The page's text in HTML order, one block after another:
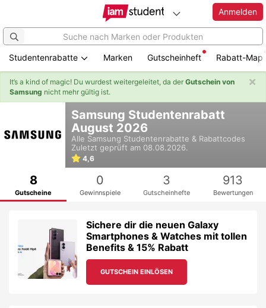
×
It’s a kind of magic! Du wurdest weitergeleitet, da der Gutschein von
Samsung nicht mehr gültig ist.
springen
Anmelden
Studentenrabatte Marken Gutscheinheft Rabatt-Map
Samsung Studentenrabatt
August 2026
Alle Samsung Studentenrabatte & Rabattcodes
Zuletzt geprüft am 08.08.2026.
4,6
8
Gutscheine
0
Gewinnspiele
3
Gutscheinhefte
913
Bewertungen
Sichere dir die neuen Galaxy
Smartphones & Watches mit tollen
Benefits & 15% Rabatt
GUTSCHEIN EINLÖSEN